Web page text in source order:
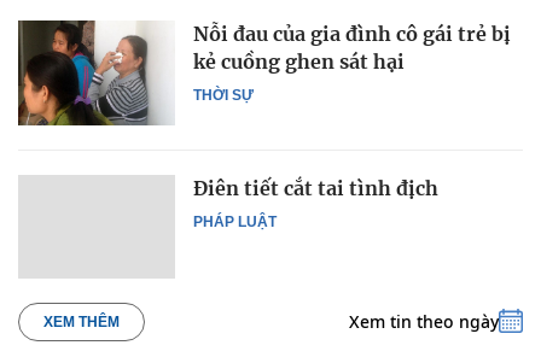
THỜI SỰ
Nỗi đau của gia đình cô gái trẻ bị
kẻ cuồng ghen sát hại
PHÁP LUẬT
Điên tiết cắt tai tình địch
XEM THÊM Xem tin theo ngày